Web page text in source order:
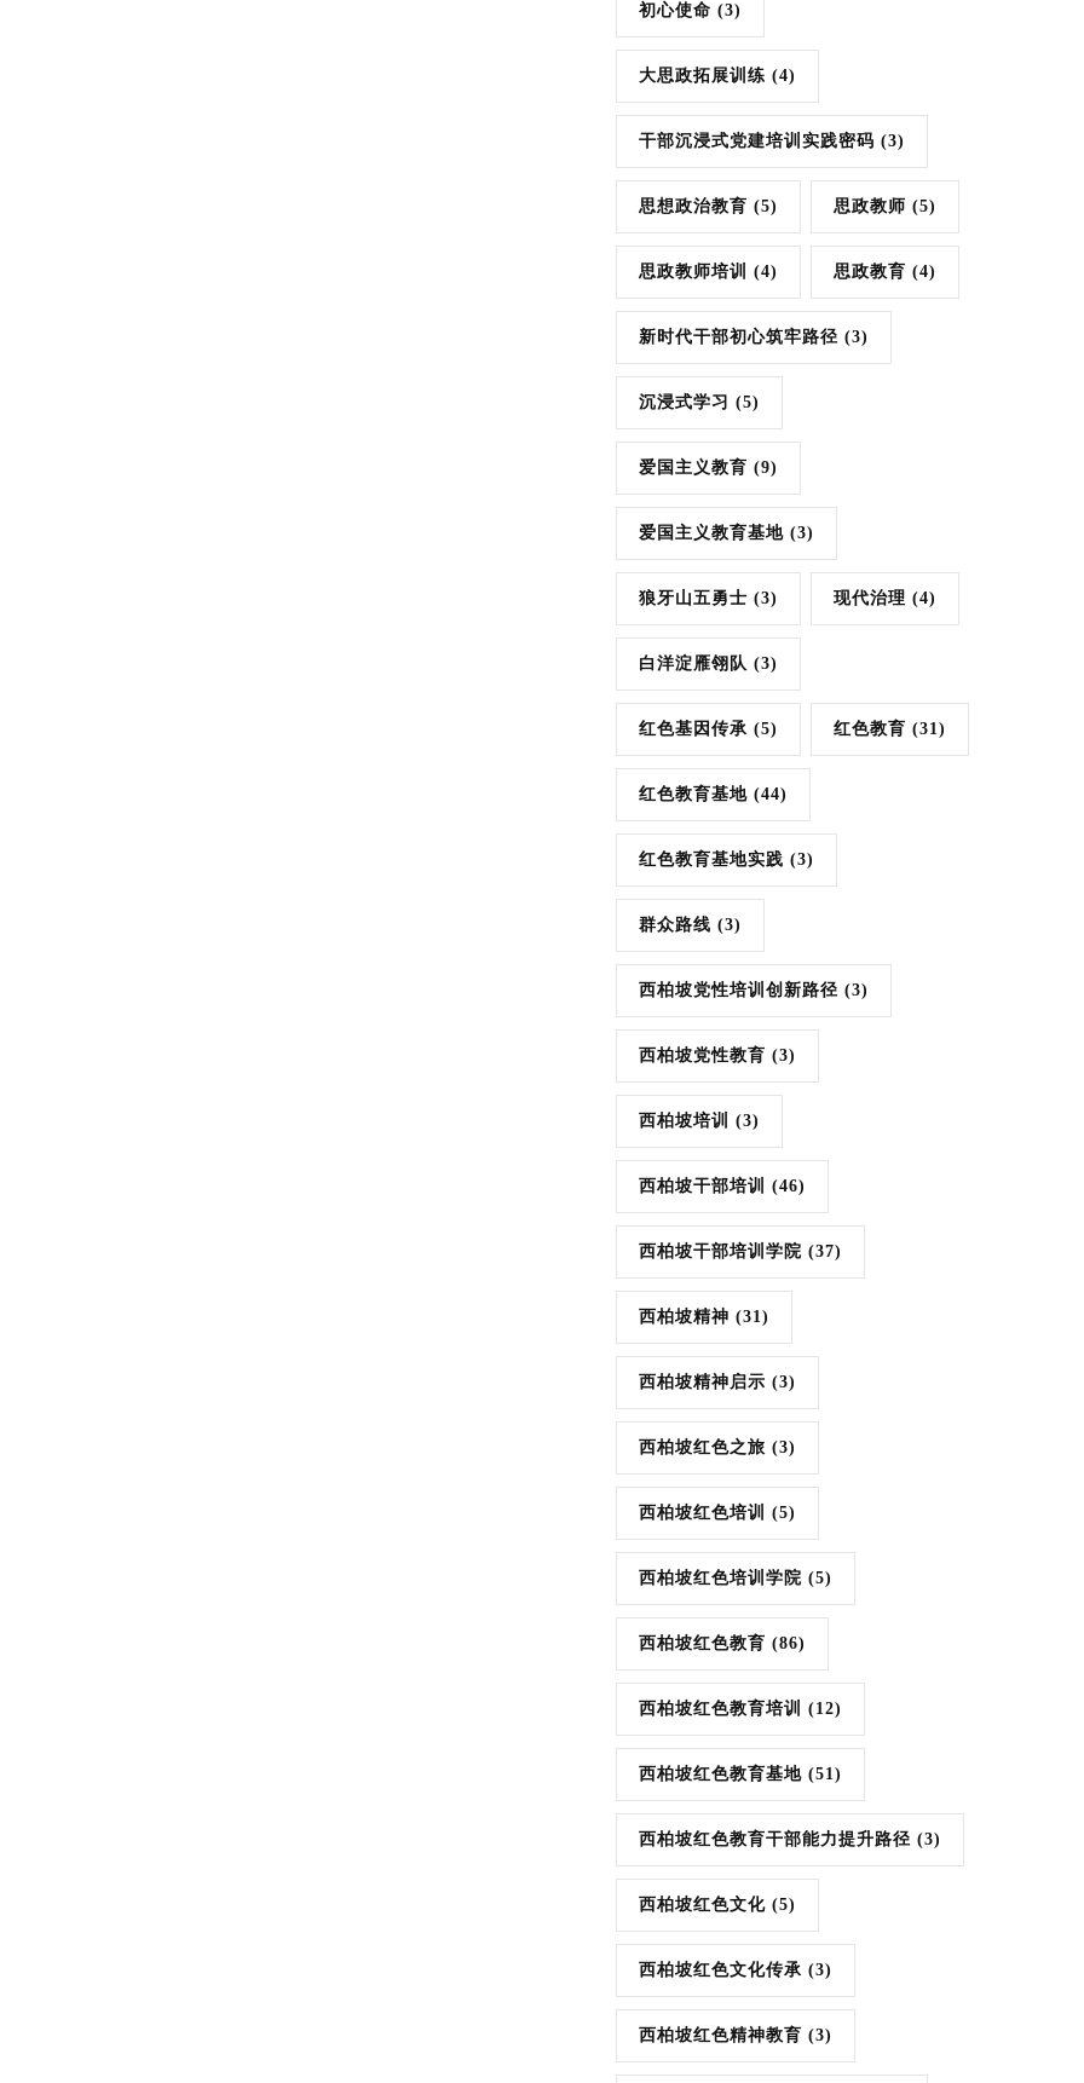
初心使命 (3)
大思政拓展训练 (4)
干部沉浸式党建培训实践密码 (3)
思想政治教育 (5) 思政教师 (5)
思政教师培训 (4) 思政教育 (4)
新时代干部初心筑牢路径 (3)
沉浸式学习 (5)
爱国主义教育 (9)
爱国主义教育基地 (3)
狼牙山五勇士 (3) 现代治理 (4)
白洋淀雁翎队 (3)
红色基因传承 (5) 红色教育 (31)
红色教育基地 (44)
红色教育基地实践 (3)
群众路线 (3)
西柏坡党性培训创新路径 (3)
西柏坡党性教育 (3)
西柏坡培训 (3)
西柏坡干部培训 (46)
西柏坡干部培训学院 (37)
西柏坡精神 (31)
西柏坡精神启示 (3)
西柏坡红色之旅 (3)
西柏坡红色培训 (5)
西柏坡红色培训学院 (5)
西柏坡红色教育 (86)
西柏坡红色教育培训 (12)
西柏坡红色教育基地 (51)
西柏坡红色教育干部能力提升路径 (3)
西柏坡红色文化 (5)
西柏坡红色文化传承 (3)
西柏坡红色精神教育 (3)